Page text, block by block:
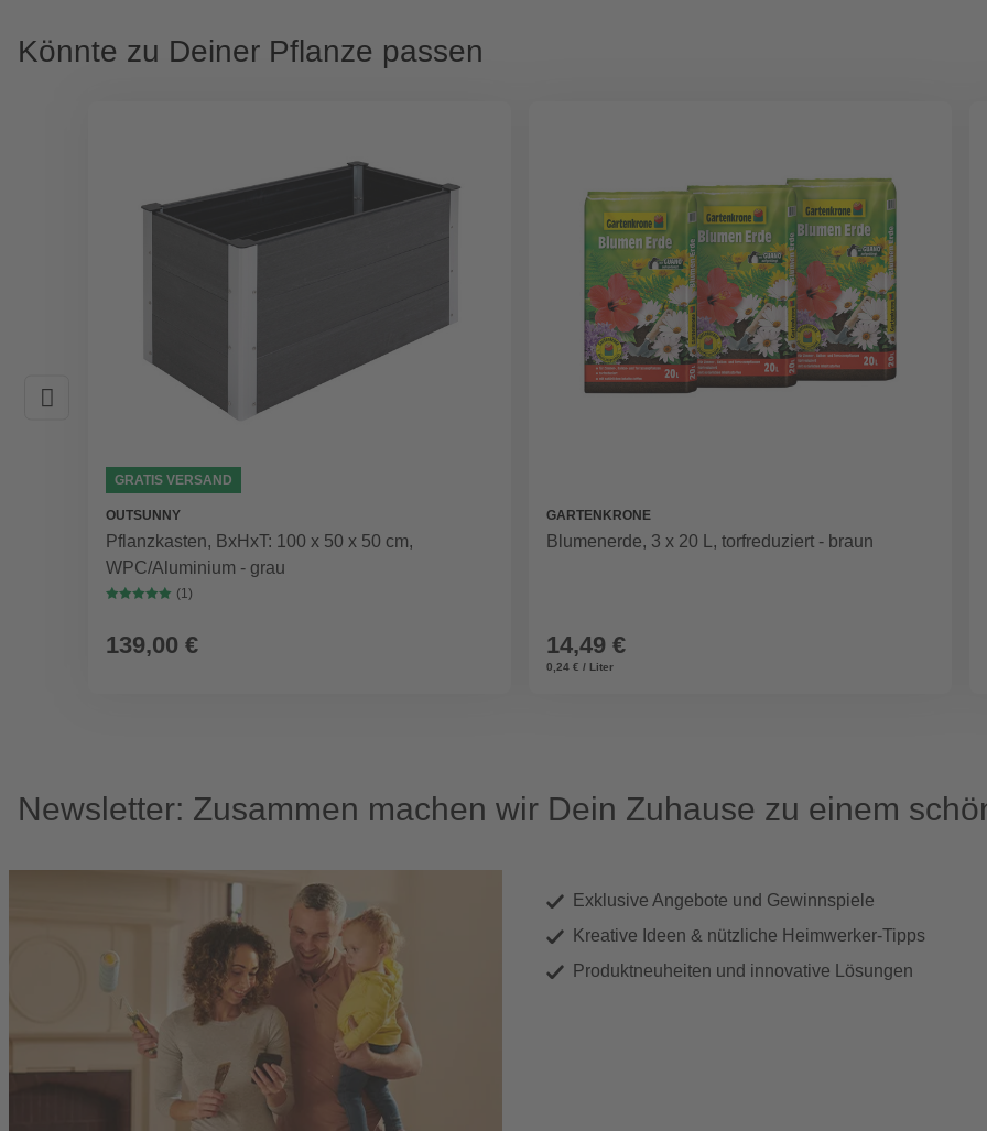
Könnte zu Deiner Pflanze passen
GRATIS VERSAND
OUTSUNNY
Pflanzkasten, BxHxT: 100 x 50 x 50 cm,
WPC/Aluminium - grau
(1)
139,00 €
GARTENKRONE
Blumenerde, 3 x 20 L, torfreduziert - braun
14,49 €
0,24 € / Liter
Newsletter: Zusammen machen wir Dein Zuhause zu einem
Exklusive Angebote und Gewinnspiele
Kreative Ideen & nützliche Heimwerker-Tipps
Produktneuheiten und innovative Lösungen